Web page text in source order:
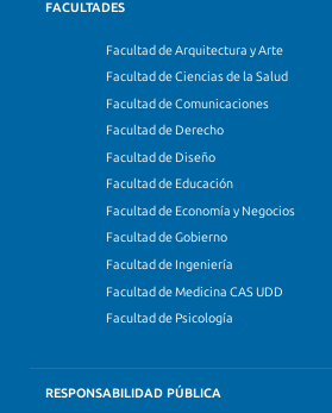
FACULTADES
Facultad de Arquitectura y Arte
Facultad de Ciencias de la Salud
Facultad de Comunicaciones
Facultad de Derecho
Facultad de Diseño
Facultad de Educación
Facultad de Economía y Negocios
Facultad de Gobierno
Facultad de Ingeniería
Facultad de Medicina CAS UDD
Facultad de Psicología
RESPONSABILIDAD PÚBLICA